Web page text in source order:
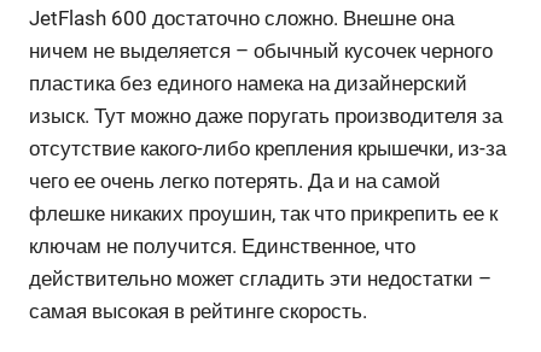
JetFlash 600 достаточно сложно. Внешне она
ничем не выделяется – обычный кусочек черного
пластика без единого намека на дизайнерский
изыск. Тут можно даже поругать производителя за
отсутствие какого-либо крепления крышечки, из-за
чего ее очень легко потерять. Да и на самой
флешке никаких проушин, так что прикрепить ее к
ключам не получится. Единственное, что
действительно может сгладить эти недостатки –
самая высокая в рейтинге скорость.